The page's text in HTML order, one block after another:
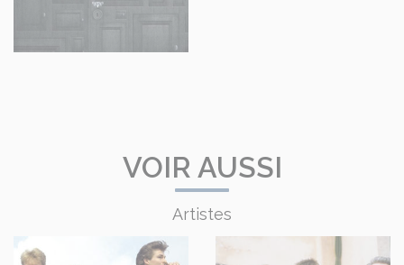
VOIR AUSSI
Artistes